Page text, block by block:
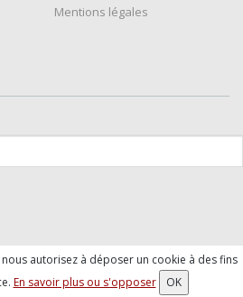
Mentions légales
- Logiciel de gestion de commande sur
et en magasin
autorisez à déposer un cookie à des fins
En savoir plus ou s'opposer OK